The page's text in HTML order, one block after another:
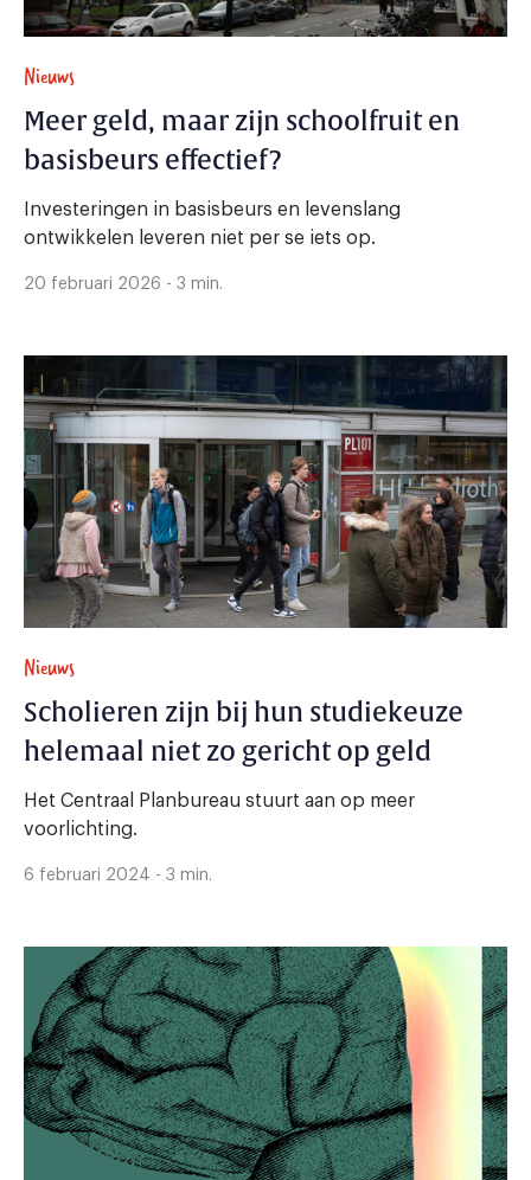
Nieuws
Meer geld, maar zijn schoolfruit en
basisbeurs effectief?
Investeringen in basisbeurs en levenslang
ontwikkelen leveren niet per se iets op.
20 februari 2026 - 3 min.
Nieuws
Scholieren zijn bij hun studiekeuze
helemaal niet zo gericht op geld
Het Centraal Planbureau stuurt aan op meer
voorlichting.
6 februari 2024 - 3 min.